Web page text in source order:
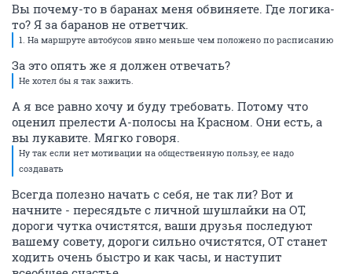
Вы почему-то в баранах меня обвиняете. Где логика-
то? Я за баранов не ответчик.
1. На маршруте автобусов явно меньше чем положено по расписанию
За это опять же я должен отвечать?
Не хотел бы я так зажить.
А я все равно хочу и буду требовать. Потому что
оценил прелести А-полосы на Красном. Они есть, а
вы лукавите. Мягко говоря.
Ну так если нет мотивации на общественную пользу, ее надо
создавать
Всегда полезно начать с себя, не так ли? Вот и
начните - пересядьте с личной шушлайки на ОТ,
дороги чутка очистятся, ваши друзья последуют
вашему совету, дороги сильно очистятся, ОТ станет
ходить очень быстро и как часы, и наступит